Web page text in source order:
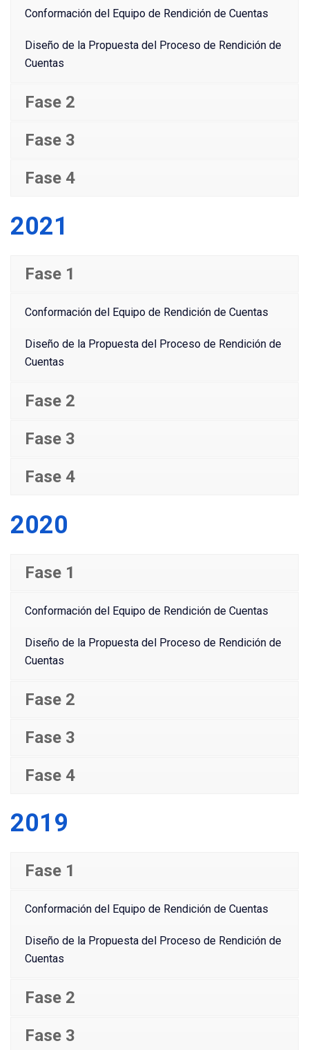
Conformación del Equipo de Rendición de Cuentas
Diseño de la Propuesta del Proceso de Rendición de
Cuentas
Fase 2
Fase 3
Fase 4
2021
Fase 1
Conformación del Equipo de Rendición de Cuentas
Diseño de la Propuesta del Proceso de Rendición de
Cuentas
Fase 2
Fase 3
Fase 4
2020
Fase 1
Conformación del Equipo de Rendición de Cuentas
Diseño de la Propuesta del Proceso de Rendición de
Cuentas
Fase 2
Fase 3
Fase 4
2019
Fase 1
Conformación del Equipo de Rendición de Cuentas
Diseño de la Propuesta del Proceso de Rendición de
Cuentas
Fase 2
Fase 3